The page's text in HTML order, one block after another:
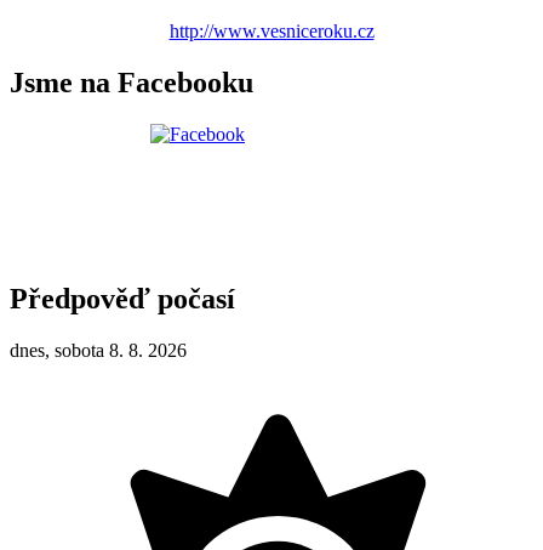
http://www.vesniceroku.cz
Jsme na Facebooku
Předpověď počasí
dnes, sobota 8. 8. 2026